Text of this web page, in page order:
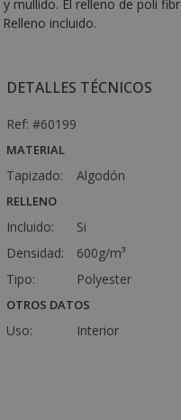
mullido. El relleno de poli
incluido.
DETALLES TÉCNICOS
Ref: #60199
MATERIAL
Tapizado: Algodón
RELLENO
Incluido:
Si
Densidad:
600g/m³
Tipo:
Polyester
OTROS DATOS
Uso: Interior